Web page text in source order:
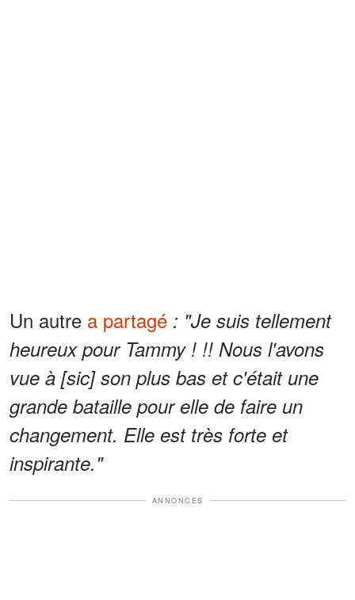
Un autre a partagé : "Je suis tellement
heureux pour Tammy ! !! Nous l'avons
vue à [sic] son plus bas et c'était une
grande bataille pour elle de faire un
changement. Elle est très forte et
inspirante."
ANNONCES